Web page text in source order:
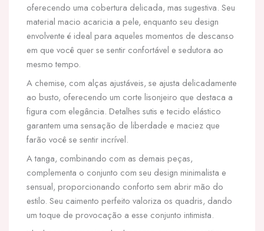
oferecendo uma cobertura delicada, mas sugestiva. Seu
material macio acaricia a pele, enquanto seu design
envolvente é ideal para aqueles momentos de descanso
em que você quer se sentir confortável e sedutora ao
mesmo tempo.
A chemise, com alças ajustáveis, se ajusta delicadamente
ao busto, oferecendo um corte lisonjeiro que destaca a
figura com elegância. Detalhes sutis e tecido elástico
garantem uma sensação de liberdade e maciez que
farão você se sentir incrível.
A tanga, combinando com as demais peças,
complementa o conjunto com seu design minimalista e
sensual, proporcionando conforto sem abrir mão do
estilo. Seu caimento perfeito valoriza os quadris, dando
um toque de provocação a esse conjunto intimista.